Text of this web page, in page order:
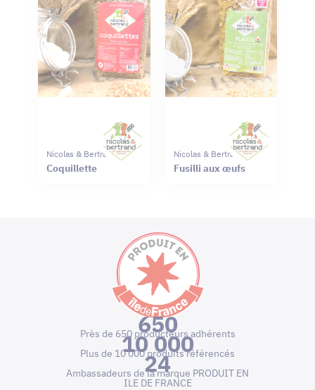
Nicolas & Bertrand
Coquillette
Nicolas & Bertrand
Fusilli aux œufs
650
Près de 650 producteurs adhérents
10 000
Plus de 10 000 produits référencés
24
Ambassadeurs de la marque PRODUIT EN
ILE DE FRANCE